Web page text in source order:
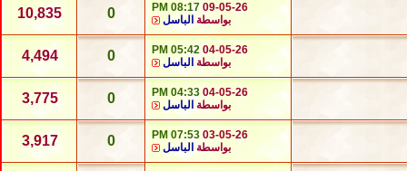
09-05-26
08:17 PM
بواسطة الباسل 0
10,835
04-05-26
05:42 PM
بواسطة الباسل 0
4,494
04-05-26
04:33 PM
بواسطة الباسل 0
3,775
03-05-26
07:53 PM
بواسطة الباسل 0
3,917